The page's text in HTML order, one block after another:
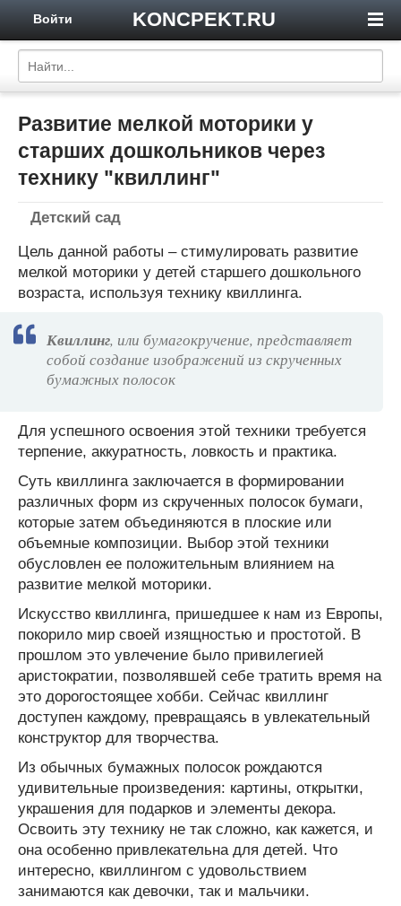
KONCPEKT.RU
Войти
Развитие мелкой моторики у
старших дошкольников через
технику "квиллинг"
Детский сад
Цель данной работы – стимулировать развитие
мелкой моторики у детей старшего дошкольного
возраста, используя технику квиллинга.
Квиллинг, или бумагокручение, представляет
собой создание изображений из скрученных
бумажных полосок
Для успешного освоения этой техники требуется
терпение, аккуратность, ловкость и практика.
Суть квиллинга заключается в формировании
различных форм из скрученных полосок бумаги,
которые затем объединяются в плоские или
объемные композиции. Выбор этой техники
обусловлен ее положительным влиянием на
развитие мелкой моторики.
Искусство квиллинга, пришедшее к нам из Европы,
покорило мир своей изящностью и простотой. В
прошлом это увлечение было привилегией
аристократии, позволявшей себе тратить время на
это дорогостоящее хобби. Сейчас квиллинг
доступен каждому, превращаясь в увлекательный
конструктор для творчества.
Из обычных бумажных полосок рождаются
удивительные произведения: картины, открытки,
украшения для подарков и элементы декора.
Освоить эту технику не так сложно, как кажется, и
она особенно привлекательна для детей. Что
интересно, квиллингом с удовольствием
занимаются как девочки, так и мальчики.